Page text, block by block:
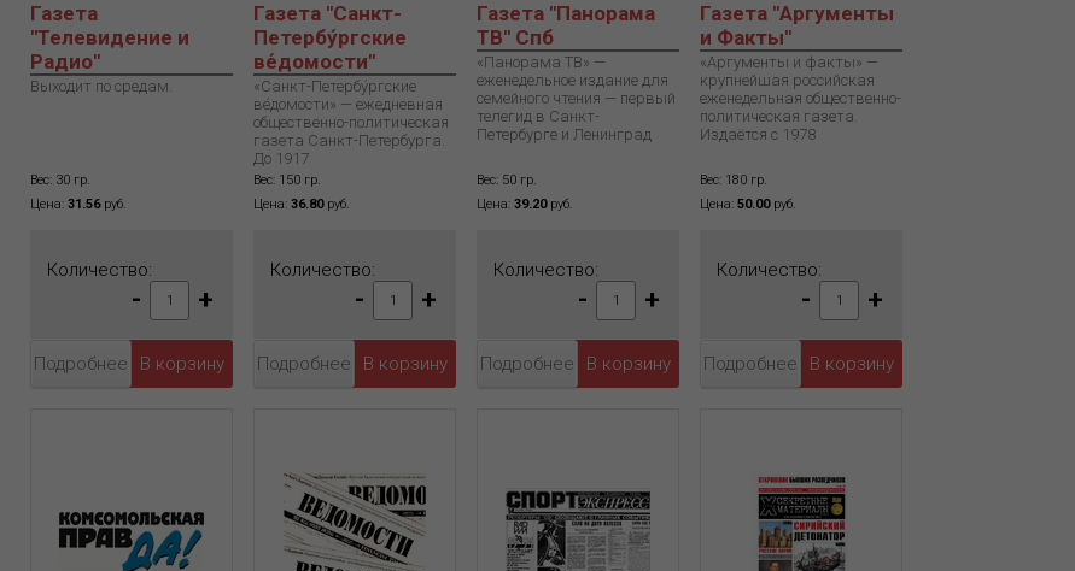
Газета
"Телевидение и
Радио"
Выходит по средам.
Вес: 30 гр.
Цена: 31.56руб.
Количество:
- +
Подробнее
Газета "Санкт-
Петербу́ргские
ве́домости"
«Санкт-Петербу́ргские
ве́домости» — ежедневная
общественно-политическая
газета Санкт-Петербурга.
До 1917
Вес: 150 гр.
Цена: 36.80руб.
Количество:
- +
Подробнее
Газета "Панорама
ТВ" Спб
«Панорама TВ» —
еженедельное издание для
семейного чтения — первый
телегид в Санкт-
Петербурге и Ленинград
Вес: 50 гр.
Цена: 39.20руб.
Количество:
- +
Подробнее
Газета "Аргументы
и Факты"
«Аргументы и факты» —
крупнейшая российская
еженедельная общественно-
политическая газета.
Издаётся с 1978
Вес: 180 гр.
Цена: 50.00руб.
Количество:
- +
Подробнее